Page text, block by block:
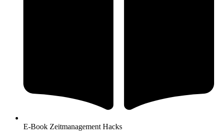
E-Book Zeitmanagement Hacks